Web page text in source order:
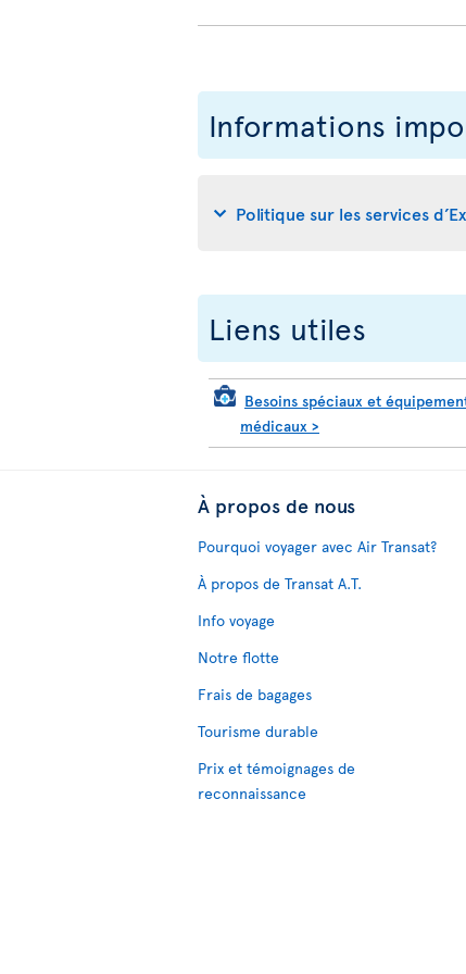
Informations
Politique sur les services
Liens utiles
Besoins spéciaux et
médicaux >
À propos de nous
Pourquoi voyager avec Air Transat?
À propos de Transat A.T.
Info voyage
Notre flotte
Frais de bagages
Tourisme durable
Prix et témoignages de
reconnaissance